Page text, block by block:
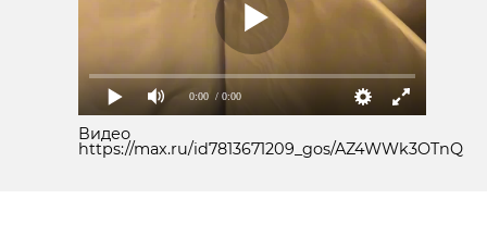
0:00 / 0:00
Видео
https://max.ru/id7813671209_gos/AZ4WWk3OTnQ